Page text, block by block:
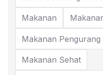
Makanan
Makanan Pengurang
Makanan Sehat